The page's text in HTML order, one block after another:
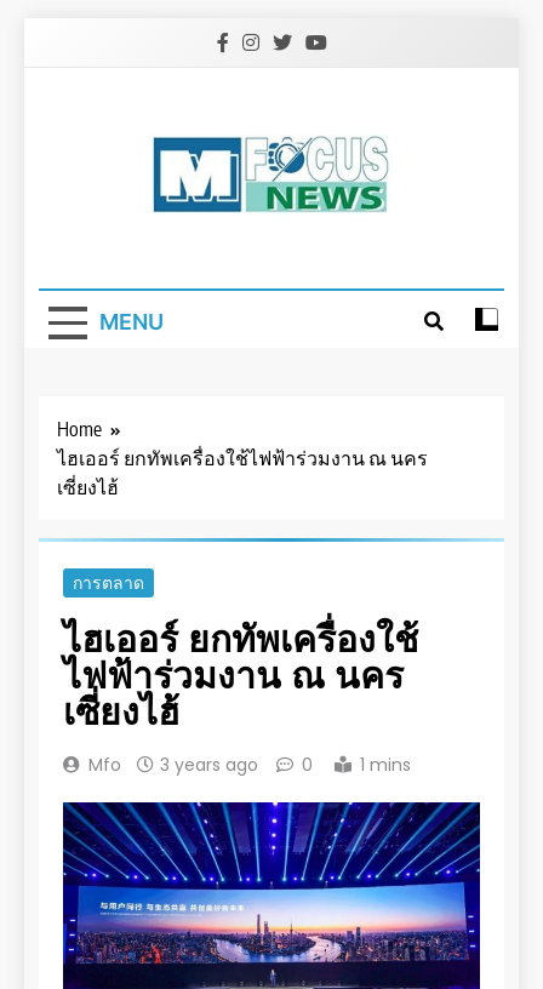
MENU
Home
ไฮเออร์ ยกทัพเครื่องใช้ไฟฟ้าร่วมงาน ณ นคร
เซี่ยงไฮ้
การตลาด
ไฮเออร์ ยกทัพเครื่องใช้
ไฟฟ้าร่วมงาน ณ นคร
เซี่ยงไฮ้
Mfo 3 years ago 0 1 mins